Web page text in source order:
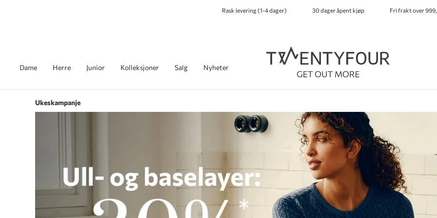
Rask levering (1-4 dager) 30 dager åpent kjøp Fri frakt over
Dame Herre Junior Kolleksjoner Salg Nyheter
Ukeskampanje